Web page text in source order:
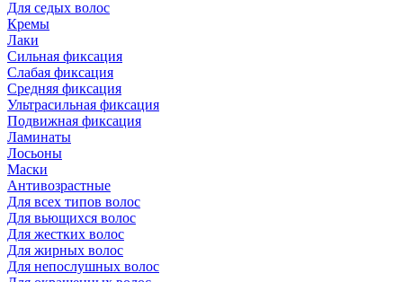
Для седых волос
Кремы
Лаки
Сильная фиксация
Слабая фиксация
Средняя фиксация
Ультрасильная фиксация
Подвижная фиксация
Ламинаты
Лосьоны
Маски
Антивозрастные
Для всех типов волос
Для вьющихся волос
Для жестких волос
Для жирных волос
Для непослушных волос